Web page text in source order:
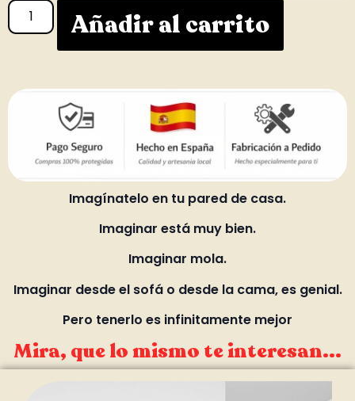
Añadir al carrito
Imagínatelo en tu pared de casa.
Imaginar está muy bien.
Imaginar mola.
Imaginar desde el sofá o desde la cama, es genial.
Pero tenerlo es infinitamente mejor
Mira, que lo mismo te interesan...